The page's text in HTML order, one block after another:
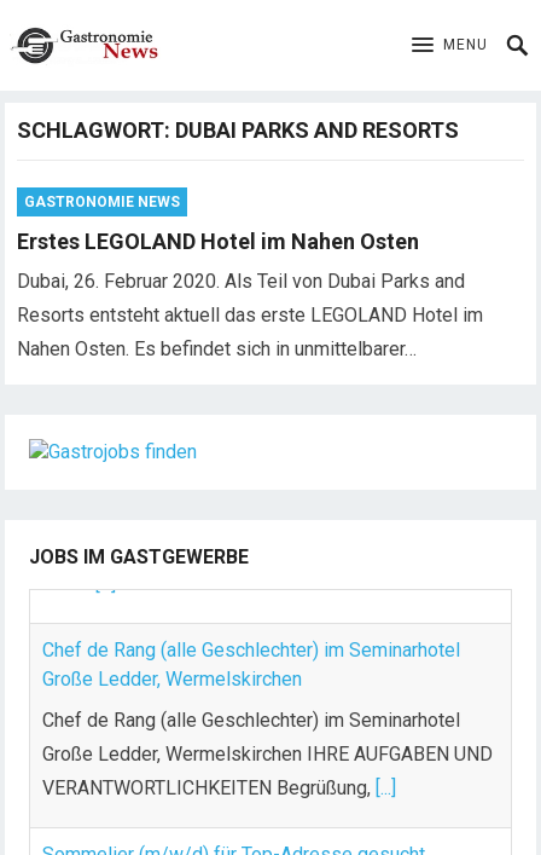
MENU
SCHLAGWORT: DUBAI PARKS AND RESORTS
GASTRONOMIE NEWS
Erstes LEGOLAND Hotel im Nahen Osten
Dubai, 26. Februar 2020. Als Teil von Dubai Parks and
Resorts entsteht aktuell das erste LEGOLAND Hotel im
Nahen Osten. Es befindet sich in unmittelbarer…
JOBS IM GASTGEWERBE
Konstanz
liebst[...]
Chef de Rang (alle Geschlechter) im Seminarhotel
Große Ledder, Wermelskirchen
Chef de Rang (alle Geschlechter) im Seminarhotel
Große Ledder, Wermelskirchen IHRE AUFGABEN UND
VERANTWORTLICHKEITEN Begrüßung,[...]
Sommelier (m/w/d) für Top-Adresse gesucht